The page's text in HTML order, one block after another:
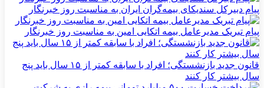
پیام دبیرکل سندیکای بیمه‌گران ایران به مناسبت روز خبرنگار
پیام تبریک مدیرعامل بیمه اتکایی امین به مناسبت روز خبرنگار
قانون جدید بازنشستگی؛ افراد با سابقه کمتر از ۱۵ سال باید پنج
سال بیشتر کار کنند